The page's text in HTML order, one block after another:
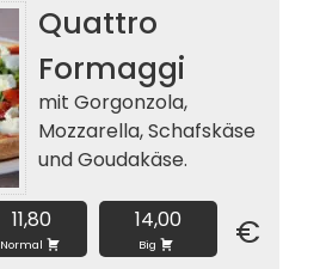
Quattro
Formaggi
11,80
Normal
14,00
Big €
mit Gorgonzola,
Mozzarella, Schafskäse
und Goudakäse.